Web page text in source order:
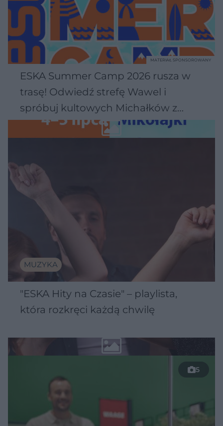
ESKA Summer Camp 2026 rusza w
trasę! Odwiedź strefę Wawel i
spróbuj kultowych Michałków z
Wawelu
MATERIAŁ SPONSOROWANY
MUZYKA
"ESKA Hity na Czasie" – playlista,
która rozkręci każdą chwilę
5